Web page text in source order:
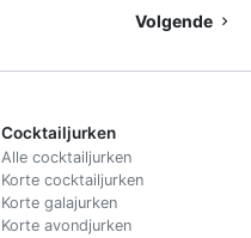
Volgende
Cocktailjurken
Alle cocktailjurken
Korte cocktailjurken
Korte galajurken
Korte avondjurken